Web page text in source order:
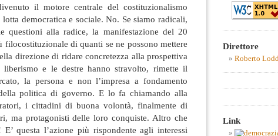
il motore centrale del costituzionalismo
democratica e sociale. No. Se siamo radicali,
questioni alla radice, la manifestazione del 20
filocostituzionale di quanti se ne possono mettere
direzione di ridare concretezza alla prospettiva
liberismo e le destre hanno stravolto, rimette il
la persona e non l’impresa a fondamento
politica di governo. E lo fa chiamando alla
i cittadini di buona volontà, finalmente di
ma protagonisti delle loro conquiste. Altro che
questa l’azione più rispondente agli interessi
Direttore
Roberto
Link